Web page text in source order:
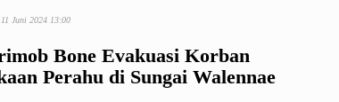
Bone Evakuasi Korban
Perahu di Sungai Walennae
11 Juni 2024 13:00